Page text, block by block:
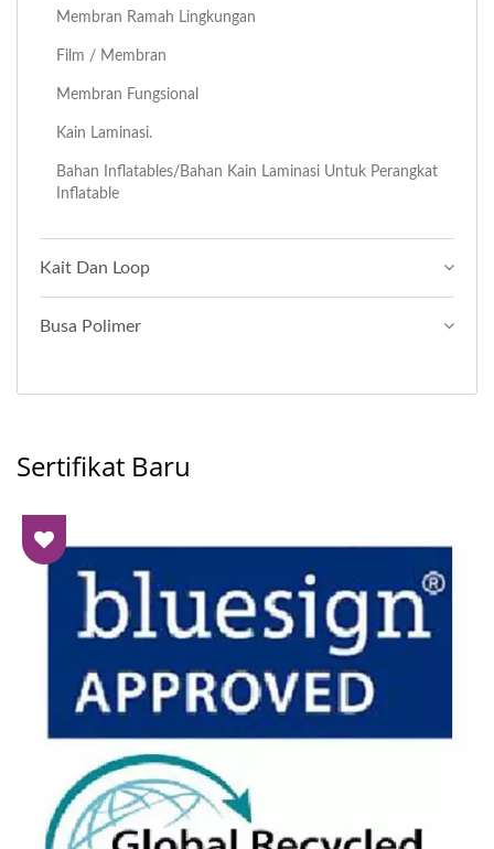
Membran Ramah Lingkungan
Film / Membran
Membran Fungsional
Kain Laminasi.
Bahan Inflatables/bahan Kain Laminasi Untuk Perangkat
Inflatable
Kait Dan Loop
Busa Polimer
Sertifikat Baru